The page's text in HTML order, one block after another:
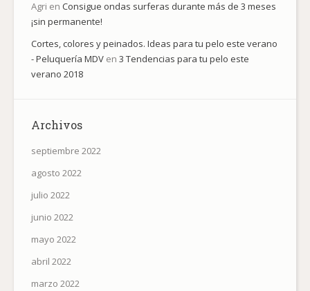
Agri en Consigue ondas surferas durante más de 3 meses
¡sin permanente!
Cortes, colores y peinados. Ideas para tu pelo este verano
- Peluquería MDV en 3 Tendencias para tu pelo este
verano 2018
Archivos
septiembre 2022
agosto 2022
julio 2022
junio 2022
mayo 2022
abril 2022
marzo 2022